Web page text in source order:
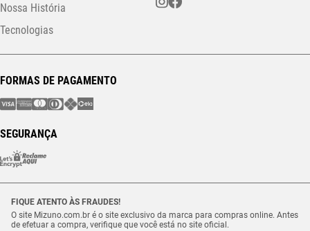
Nossa História
Tecnologias
FORMAS DE PAGAMENTO
SEGURANÇA
FIQUE ATENTO ÀS FRAUDES!
O site Mizuno.com.br é o site exclusivo da marca para compras online. Antes
de efetuar a compra, verifique que você está no site oficial.